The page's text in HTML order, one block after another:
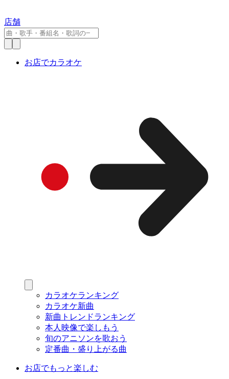
店舗
お店でカラオケ
カラオケランキング
カラオケ新曲
新曲トレンドランキング
本人映像で楽しもう
旬のアニソンを歌おう
定番曲・盛り上がる曲
お店でもっと楽しむ